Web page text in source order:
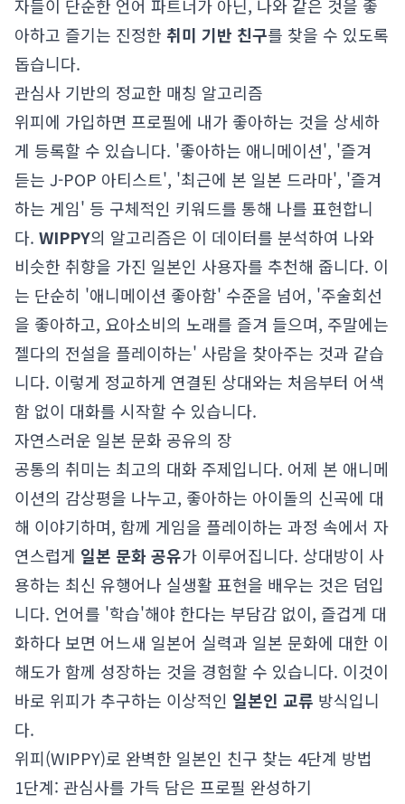
자들이 단순한 언어 파트너가 아닌, 나와 같은 것을 좋
아하고 즐기는 진정한 취미 기반 친구를 찾을 수 있도록
돕습니다.
관심사 기반의 정교한 매칭 알고리즘
위피에 가입하면 프로필에 내가 좋아하는 것을 상세하
게 등록할 수 있습니다. '좋아하는 애니메이션', '즐겨
듣는 J-POP 아티스트', '최근에 본 일본 드라마', '즐겨
하는 게임' 등 구체적인 키워드를 통해 나를 표현합니
다. WIPPY의 알고리즘은 이 데이터를 분석하여 나와
비슷한 취향을 가진 일본인 사용자를 추천해 줍니다. 이
는 단순히 '애니메이션 좋아함' 수준을 넘어, '주술회선
을 좋아하고, 요아소비의 노래를 즐겨 들으며, 주말에는
젤다의 전설을 플레이하는' 사람을 찾아주는 것과 같습
니다. 이렇게 정교하게 연결된 상대와는 처음부터 어색
함 없이 대화를 시작할 수 있습니다.
자연스러운 일본 문화 공유의 장
공통의 취미는 최고의 대화 주제입니다. 어제 본 애니메
이션의 감상평을 나누고, 좋아하는 아이돌의 신곡에 대
해 이야기하며, 함께 게임을 플레이하는 과정 속에서 자
연스럽게 일본 문화 공유가 이루어집니다. 상대방이 사
용하는 최신 유행어나 실생활 표현을 배우는 것은 덤입
니다. 언어를 '학습'해야 한다는 부담감 없이, 즐겁게 대
화하다 보면 어느새 일본어 실력과 일본 문화에 대한 이
해도가 함께 성장하는 것을 경험할 수 있습니다. 이것이
바로 위피가 추구하는 이상적인 일본인 교류 방식입니
다.
위피(WIPPY)로 완벽한 일본인 친구 찾는 4단계 방법
1단계: 관심사를 가득 담은 프로필 완성하기